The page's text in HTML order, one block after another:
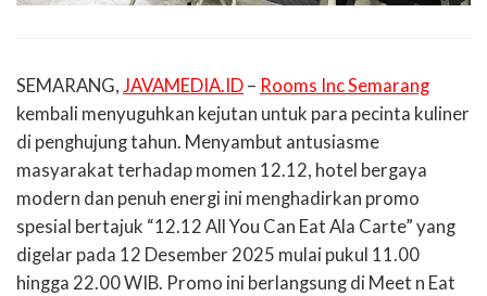
SEMARANG, JAVAMEDIA.ID – Rooms Inc Semarang
kembali menyuguhkan kejutan untuk para pecinta kuliner
di penghujung tahun. Menyambut antusiasme
masyarakat terhadap momen 12.12, hotel bergaya
modern dan penuh energi ini menghadirkan promo
spesial bertajuk “12.12 All You Can Eat Ala Carte” yang
digelar pada 12 Desember 2025 mulai pukul 11.00
hingga 22.00 WIB. Promo ini berlangsung di Meet n Eat